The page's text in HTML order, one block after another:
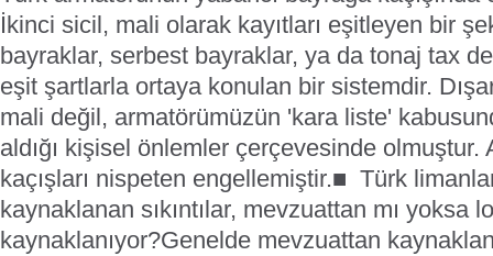
İkinci sicil, mali olarak kayıtları eşitleyen bir
bayraklar, serbest bayraklar, ya da tonaj tax
eşit şartlarla ortaya konulan bir sistemdir.
mali değil, armatörümüzün 'kara liste'
aldığı kişisel önlemler çerçevesinde
kaçışları nispeten engellemiştir.■ Türk
kaynaklanan sıkıntılar, mevzuattan mı yoksa
kaynaklanıyor?Genelde mevzuattan